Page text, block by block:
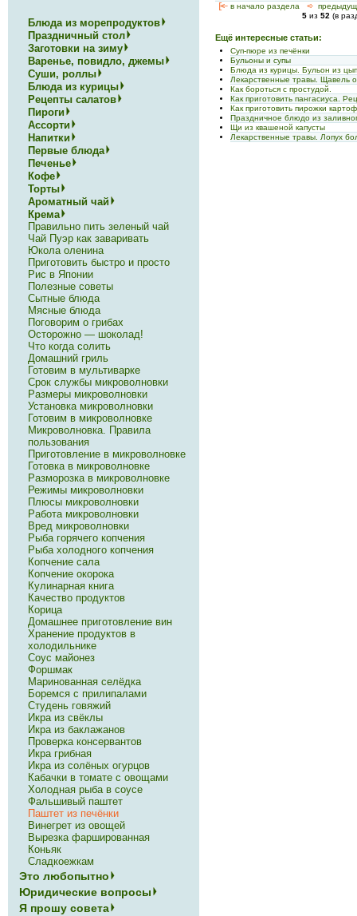
[<— в начало раздела <-
5 из 52 (в
Ещё интересные статьи:
Суп-пюре из печёнки
Бульоны и супы
Блюда из курицы. Бульон из
Лекарственные травы. Щавель
Как бороться с простудой.
Как приготовить пангасиуса.
Как приготовить пирожки
Праздничное блюдо из
Щи из квашеной капусты
Лекарственные травы. Лопух
Блюда из морепродуктов
Праздничный стол
Заготовки на зиму
Варенье, повидло, джемы
Суши, роллы
Блюда из курицы
Рецепты салатов
Пироги
Ассорти
Напитки
Первые блюда
Печенье
Кофе
Торты
Ароматный чай
Крема
Правильно пить зеленый чай
Чай Пуэр как заваривать
Юкола оленина
Приготовить быстро и просто
Рис в Японии
Полезные советы
Сытные блюда
Мясные блюда
Поговорим о грибах
Осторожно — шоколад!
Что когда солить
Домашний гриль
Готовим в мультиварке
Срок службы микроволновки
Размеры микроволновки
Установка микроволновки
Готовим в микроволновке
Микроволновка. Правила
пользования
Приготовление в микроволновке
Готовка в микроволновке
Разморозка в микроволновке
Режимы микроволновки
Плюсы микроволновки
Работа микроволновки
Вред микроволновки
Рыба горячего копчения
Рыба холодного копчения
Копчение сала
Копчение окорока
Кулинарная книга
Качество продуктов
Корица
Домашнее приготовление вин
Хранение продуктов в
холодильнике
Соус майонез
Форшмак
Маринованная селёдка
Боремся с прилипалами
Студень говяжий
Икра из свёклы
Икра из баклажанов
Проверка консервантов
Икра грибная
Икра из солёных огурцов
Кабачки в томате с овощами
Холодная рыба в соусе
Фальшивый паштет
Паштет из печёнки
Винегрет из овощей
Вырезка фаршированная
Коньяк
Сладкоежкам
Это любопытно
Юридические вопросы
Я прошу совета